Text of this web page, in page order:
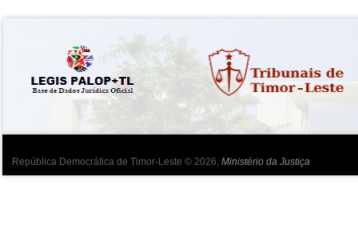
República Democrática de Timor-Leste © 2026, Ministério da Justiça